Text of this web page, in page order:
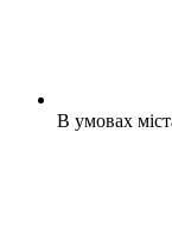
В умовах